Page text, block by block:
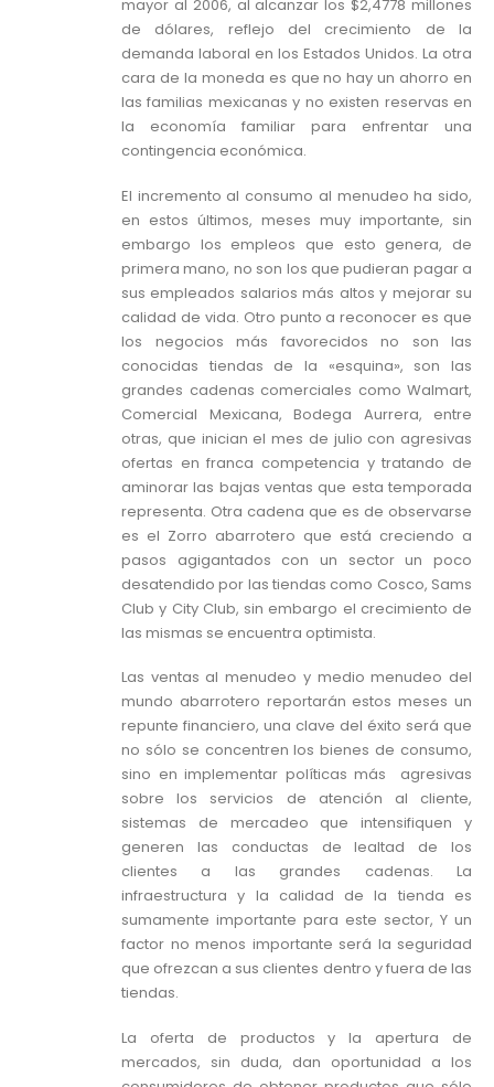
mayor al 2006, al alcanzar los $2,4778 millones
de dólares, reflejo del crecimiento de la
demanda laboral en los Estados Unidos. La otra
cara de la moneda es que no hay un ahorro en
las familias mexicanas y no existen reservas en
la economía familiar para enfrentar una
contingencia económica.
El incremento al consumo al menudeo ha sido,
en estos últimos, meses muy importante, sin
embargo los empleos que esto genera, de
primera mano, no son los que pudieran pagar a
sus empleados salarios más altos y mejorar su
calidad de vida. Otro punto a reconocer es que
los negocios más favorecidos no son las
conocidas tiendas de la «esquina», son las
grandes cadenas comerciales como Walmart,
Comercial Mexicana, Bodega Aurrera, entre
otras, que inician el mes de julio con agresivas
ofertas en franca competencia y tratando de
aminorar las bajas ventas que esta temporada
representa. Otra cadena que es de observarse
es el Zorro abarrotero que está creciendo a
pasos agigantados con un sector un poco
desatendido por las tiendas como Cosco, Sams
Club y City Club, sin embargo el crecimiento de
las mismas se encuentra optimista.
Las ventas al menudeo y medio menudeo del
mundo abarrotero reportarán estos meses un
repunte financiero, una clave del éxito será que
no sólo se concentren los bienes de consumo,
sino en implementar políticas más agresivas
sobre los servicios de atención al cliente,
sistemas de mercadeo que intensifiquen y
generen las conductas de lealtad de los
clientes a las grandes cadenas. La
infraestructura y la calidad de la tienda es
sumamente importante para este sector, Y un
factor no menos importante será la seguridad
que ofrezcan a sus clientes dentro y fuera de las
tiendas.
La oferta de productos y la apertura de
mercados, sin duda, dan oportunidad a los